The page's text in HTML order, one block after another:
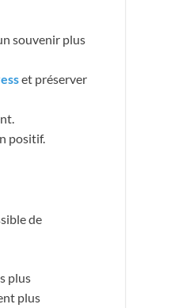
souvenir plus
et préserver
positif.
de
plus
plus